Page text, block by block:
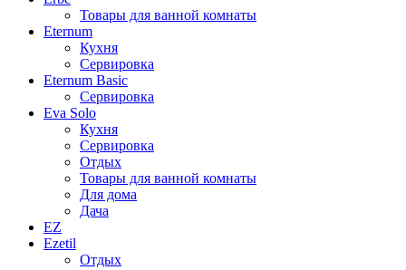
Товары для ванной комнаты
Eternum
Кухня
Сервировка
Eternum Basic
Сервировка
Eva Solo
Кухня
Сервировка
Отдых
Товары для ванной комнаты
Для дома
Дача
EZ
Ezetil
Отдых